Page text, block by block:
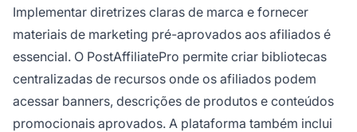
Implementar diretrizes claras de marca e fornecer
materiais de marketing pré-aprovados aos afiliados é
essencial. O PostAffiliatePro permite criar bibliotecas
centralizadas de recursos onde os afiliados podem
acessar banners, descrições de produtos e conteúdos
promocionais aprovados. A plataforma também inclui